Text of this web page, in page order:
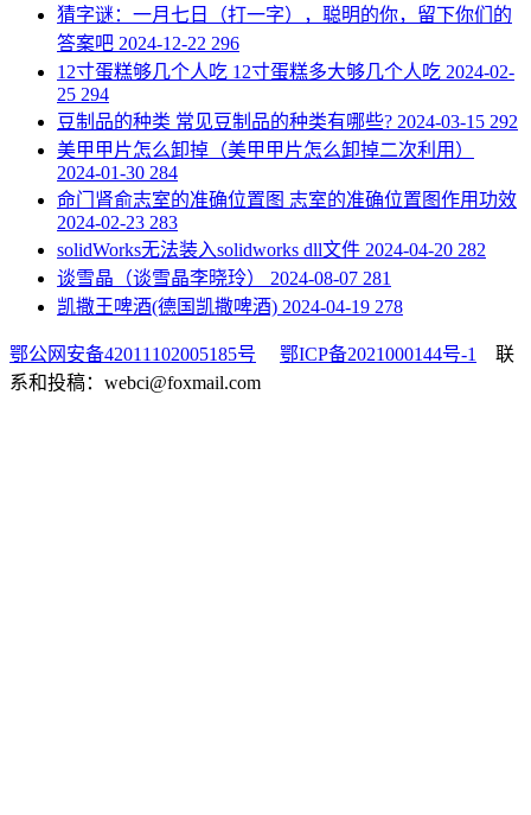
​猜字谜：一月七日（打一字），聪明的你，留下你们的
答案吧 2024-12-22 296
​12寸蛋糕够几个人吃 12寸蛋糕多大够几个人吃 2024-02-
25 294
​豆制品的种类 常见豆制品的种类有哪些? 2024-03-15 292
​美甲甲片怎么卸掉（美甲甲片怎么卸掉二次利用）
2024-01-30 284
​命门肾俞志室的准确位置图 志室的准确位置图作用功效
2024-02-23 283
​solidWorks无法装入solidworks dll文件 2024-04-20 282
​谈雪晶（谈雪晶李晓玲）
2024-08-07 281
​凯撒王啤酒(德国凯撒啤酒) 2024-04-19 278
鄂公网安备42011102005185号 鄂ICP备2021000144号-1
联
系和投稿：webci@foxmail.com